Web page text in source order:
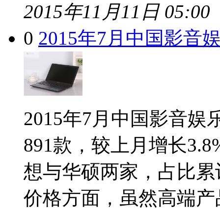
2015年11月11日 05:00
0 2015年7月中国影音
2015年7月中国影音娱
891款，较上月增长
想与华硕两家，占比
价格方面，虽然高端